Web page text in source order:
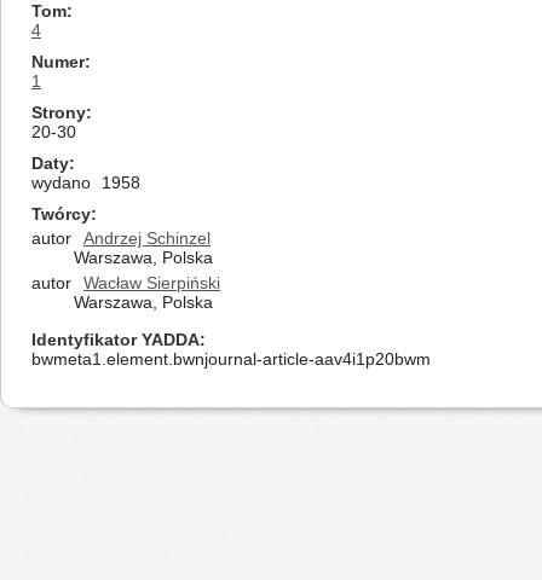
Tom
4
Numer
1
Strony
20-30
Daty
wydano
1958
Twórcy
autor
Andrzej Schinzel
Warszawa, Polska
autor
Wacław Sierpiński
Warszawa, Polska
Identyfikator YADDA
bwmeta1.element.bwnjournal-article-aav4i1p20bwm